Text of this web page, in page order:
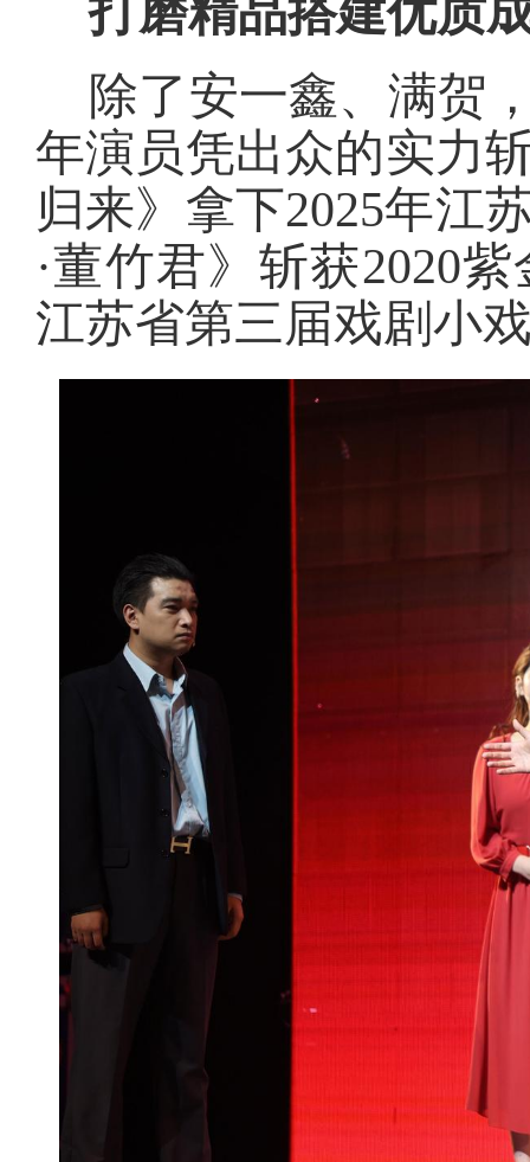
打磨精品搭建优质
除了安一鑫、满贺
年演员凭出众的实力
归来》拿下2025年江
·董竹君》斩获2020
江苏省第三届戏剧小